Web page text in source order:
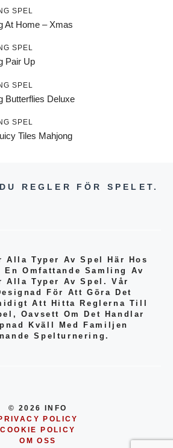
SPEL
At Home – Xmas
SPEL
Pair Up
SPEL
Butterflies Deluxe
SPEL
Tiles Mahjong
REGLER FÖR SPELET.
Alla Typer Av Spel Här Hos
En Omfattande Samling Av
Alla Typer Av Spel. Vår
För Att Göra Det
Att Hitta Reglerna Till
Oavsett Om Det Handlar
Kväll Med Familjen
Spelturnering.
© 2026 INFO
POLICY
COOKIE POLICY
OM OSS